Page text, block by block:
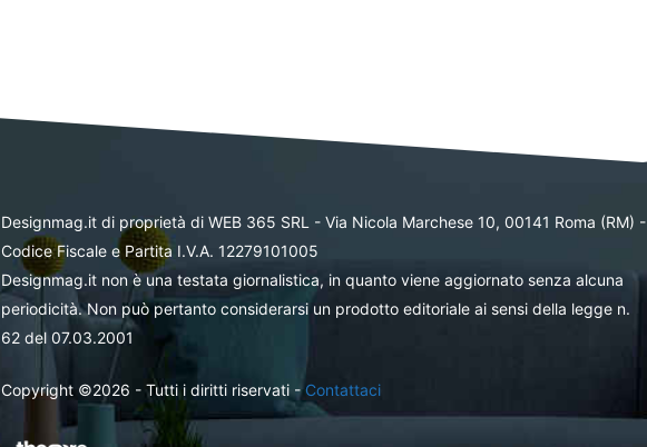
Designmag.it di proprietà di WEB 365 SRL - Via Nicola Marchese 10, 00141 Roma (RM) -
Codice Fiscale e Partita I.V.A. 12279101005
Designmag.it non è una testata giornalistica, in quanto viene aggiornato senza alcuna
periodicità. Non può pertanto considerarsi un prodotto editoriale ai sensi della legge n.
62 del 07.03.2001
Copyright ©2026 - Tutti i diritti riservati -Contattaci